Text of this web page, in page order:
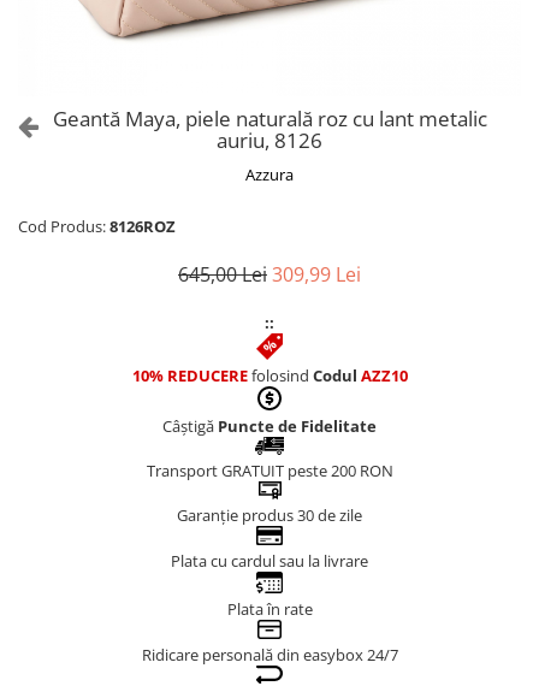
Genti Aurii
Genți Albe
Genți Bleumarin
Geantă Maya, piele naturală roz cu lant metalic
auriu, 8126
Azzura
Cod Produs:8126ROZ
645,00 Lei309,99 Lei
::
10% REDUCEREfolosind Codul AZZ10
Câștigă Puncte de Fidelitate
Transport GRATUIT peste 200 RON
Garanție produs 30 de zile
Plata cu cardul sau la livrare
Plata în rate
Ridicare personală din easybox 24/7